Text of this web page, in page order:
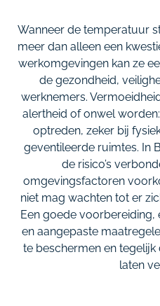
Wanneer de temperatuur
meer dan alleen een
werkomgevingen kan ze
de gezondheid,
werknemers.
alertheid of onwel
optreden, zeker bij
geventileerde ruimtes. In
de risico’s
omgevingsfactoren
niet mag wachten tot er
Een goede
en aangepaste
te beschermen en
laten